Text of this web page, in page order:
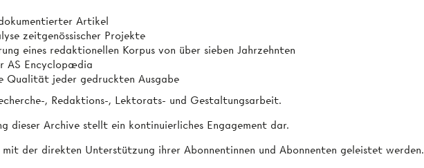
Artikel
zeitgenössischer Projekte
eines redaktionellen Korpus von über sieben Jahrzehnten
AS Encyclopædia
Qualität jeder gedruckten Ausgabe
, Redaktions-, Lektorats- und Gestaltungsarbeit.
dieser Archive stellt ein kontinuierliches Engagement dar.
der direkten Unterstützung ihrer Abonnentinnen und Abonnenten geleistet werden.